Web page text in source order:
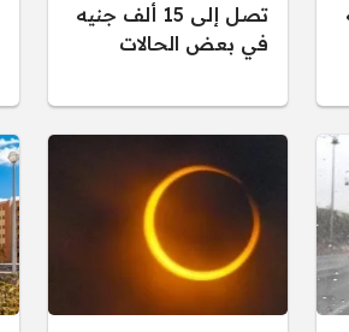
تصل إلى 15 ألف جنيه
في بعض الحالات